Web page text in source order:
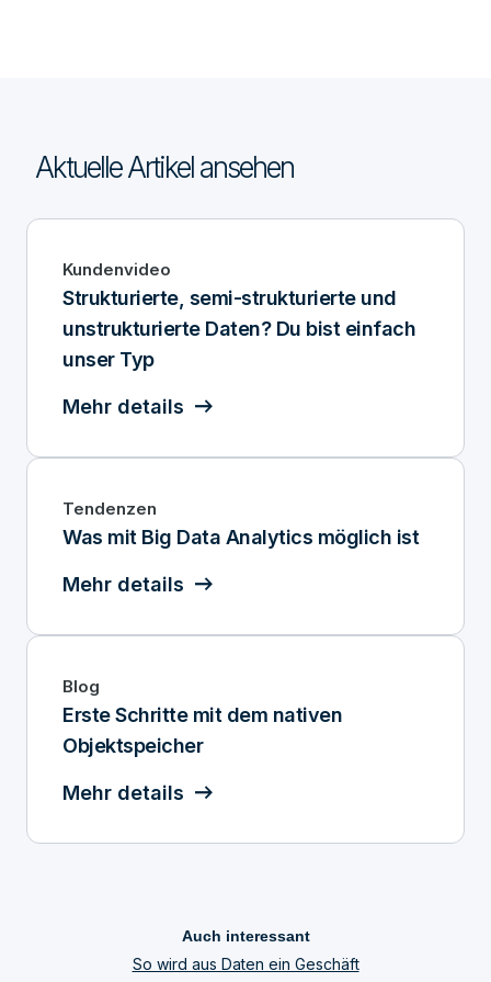
Aktuelle Artikel ansehen
Kundenvideo
Strukturierte, semi-strukturierte und
unstrukturierte Daten? Du bist einfach
unser Typ
Mehr details
Tendenzen
Was mit Big Data Analytics möglich ist
Mehr details
Blog
Erste Schritte mit dem nativen
Objektspeicher
Mehr details
Auch interessant
So wird aus Daten ein Geschäft